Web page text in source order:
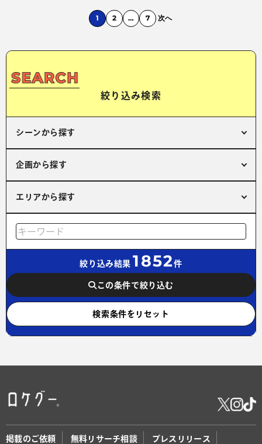
1 2 … 7 次へ
絞り込み検索
シーンから探す
企画から探す
エリアから探す
絞り込み結果 1852件
この条件で絞り込む
検索条件をリセット
掲載のご依頼 無料リサーチ相談 プレスリリース